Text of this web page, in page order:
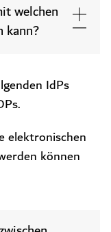
welchen
kann?
IdPs
elektronischen
können